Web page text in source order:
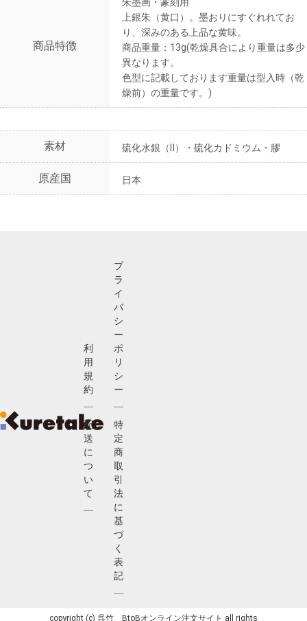
商品特徴
上銀朱（黄口）。墨おりにすぐれれてお
り、深みのある上品な黄味。
商品重量：13g(乾燥具合により重量は多少
異なります。
色型に記載しております重量は型入時（乾
燥前）の重量です。)
素材 硫化水銀（Ⅱ）・硫化カドミウム・膠
原産国 日本
利
用
規
約
配
送
に
つ
い
て
プ
ラ
イ
バ
シ
ー
ポ
リ
シ
ー
特
定
商
取
引
法
に
基
づ
く
表
記
copyright (c) 呉竹 BtoBオンライン注文サイト all rights